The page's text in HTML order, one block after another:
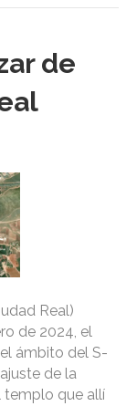
de
Real)
de 2024, el
ámbito del S-
de la
templo que allí